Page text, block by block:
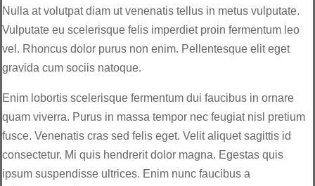
Nulla at volutpat diam ut venenatis tellus in metus vulputate.
Vulputate eu scelerisque felis imperdiet proin fermentum leo
vel. Rhoncus dolor purus non enim. Pellentesque elit eget
gravida cum sociis natoque.
Enim lobortis scelerisque fermentum dui faucibus in ornare
quam viverra. Purus in massa tempor nec feugiat nisl pretium
fusce. Venenatis cras sed felis eget. Velit aliquet sagittis id
consectetur. Mi quis hendrerit dolor magna. Egestas quis
ipsum suspendisse ultrices. Enim nunc faucibus a